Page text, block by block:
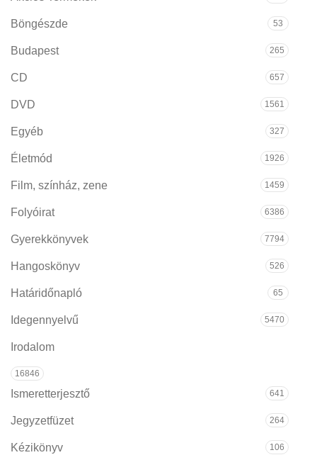
Böngészde 53
Budapest 265
CD 657
DVD 1561
Egyéb 327
Életmód 1926
Film, színház, zene 1459
Folyóirat 6386
Gyerekkönyvek 7794
Hangoskönyv 526
Határidőnapló 65
Idegennyelvű 5470
Irodalom
16846
Ismeretterjesztő 641
Jegyzetfüzet 264
Kézikönyv 106